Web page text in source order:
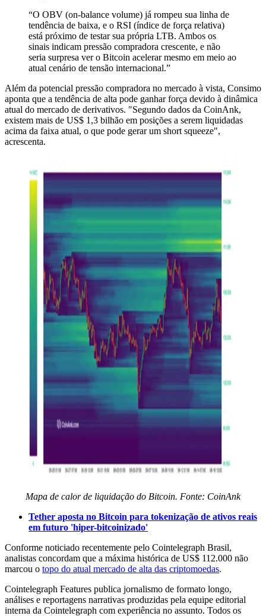
“O OBV (on-balance volume) já rompeu sua linha de
tendência de baixa, e o RSI (índice de força relativa)
está próximo de testar sua própria LTB. Ambos os
sinais indicam pressão compradora crescente, e não
seria surpresa ver o Bitcoin acelerar mesmo em meio ao
atual cenário de tensão internacional.”
Além da potencial pressão compradora no mercado à vista, Consimo
aponta que a tendência de alta pode ganhar força devido à dinâmica
atual do mercado de derivativos. "Segundo dados da CoinAnk,
existem mais de US$ 1,3 bilhão em posições a serem liquidadas
acima da faixa atual, o que pode gerar um short squeeze",
acrescenta.
Mapa de calor de liquidação do Bitcoin. Fonte: CoinAnk
Tether aposta no Bitcoin para tokenização de ativos reais
em futuro 'hiper-bitcoinizado'
Conforme noticiado recentemente pelo Cointelegraph Brasil,
analistas concordam que a máxima histórica de US$ 112.000 não
marcou o topo do atual mercado de alta das criptomoedas.
Cointelegraph Features publica jornalismo de formato longo,
análises e reportagens narrativas produzidas pela equipe editorial
interna da Cointelegraph com experiência no assunto. Todos os